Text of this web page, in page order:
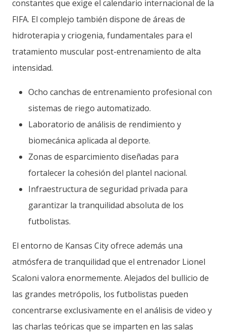
constantes que exige el calendario internacional de la
FIFA. El complejo también dispone de áreas de
hidroterapia y criogenia, fundamentales para el
tratamiento muscular post-entrenamiento de alta
intensidad.
Ocho canchas de entrenamiento profesional con
sistemas de riego automatizado.
Laboratorio de análisis de rendimiento y
biomecánica aplicada al deporte.
Zonas de esparcimiento diseñadas para
fortalecer la cohesión del plantel nacional.
Infraestructura de seguridad privada para
garantizar la tranquilidad absoluta de los
futbolistas.
El entorno de Kansas City ofrece además una
atmósfera de tranquilidad que el entrenador Lionel
Scaloni valora enormemente. Alejados del bullicio de
las grandes metrópolis, los futbolistas pueden
concentrarse exclusivamente en el análisis de video y
las charlas teóricas que se imparten en las salas